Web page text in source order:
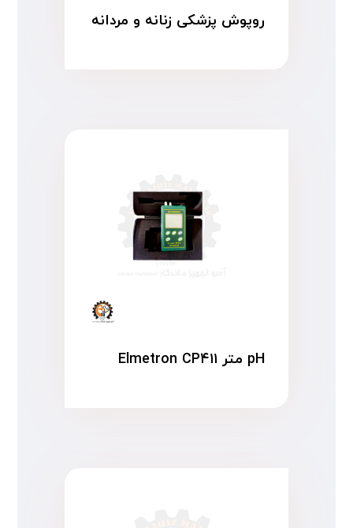
روپوش پزشکی زنانه و مردانه
pH متر Elmetron CP۴۱۱